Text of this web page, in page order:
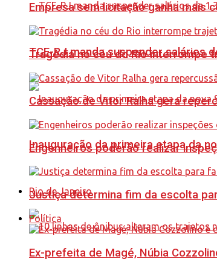
TCE-RJ manda suspender salários
Inauguração da primeira etapa da
Rio de Janeiro
Empresa sem licitação ganha mais
Tragédia no céu do Rio interrompe
Cassação de Vitor Ralha gera
Engenheiros poderão realizar
Justiça determina fim da escolta
Política
Ex-prefeita de Magé, Núbia